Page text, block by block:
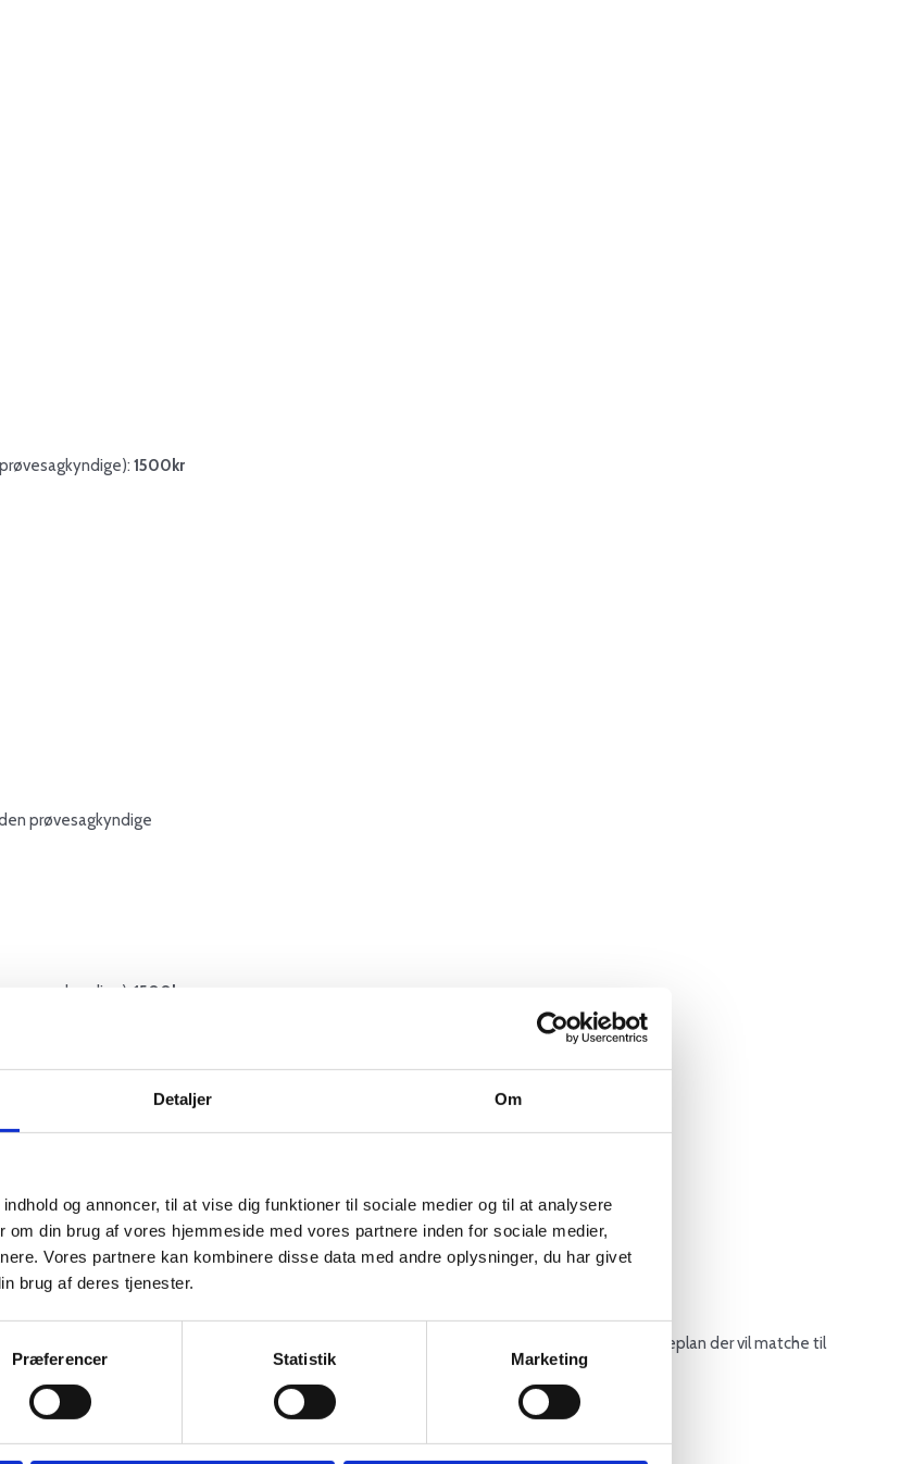
Detaljer Om
og annoncer, til at vise dig funktioner til sociale medier og til at analysere
din brug af vores hjemmeside med vores partnere inden for sociale medier,
Vores partnere kan kombinere disse data med andre oplysninger, du har givet
brug af deres tjenester.
Præferencer Statistik Marketing
1500kr
prøvesagkyndige
1500kr
Er der behov for yderligere kan dette aftales nærmere herefter.
det sig, at du har behov for yderligere kørsel, så vil vi i samarbejde med dig udarbejde en køreplan der vil matche til